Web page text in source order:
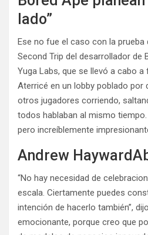
lado”
Ese no fue el caso con la prueba
Second Trip del desarrollador de
Yuga Labs, que se llevó a cabo
Aterricé en un lobby poblado por
otros jugadores corriendo,
todos hablaban al mismo
pero increíblemente
Andrew
“No hay necesidad de
escala. Ciertamente puedes
intención de hacerlo también”,
emocionante, porque creo que